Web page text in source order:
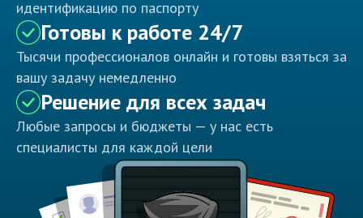
идентификацию по паспорту
Готовы к работе 24/7
Тысячи профессионалов онлайн и готовы взяться за
вашу задачу немедленно
Решение для всех задач
Любые запросы и бюджеты — у нас есть
специалисты для каждой цели